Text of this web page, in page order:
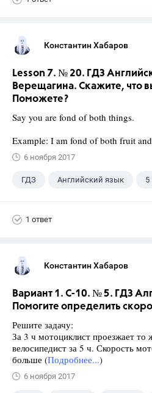
Константин Хабаров
Lesson 7. № 20. ГДЗ
Верещагина. Скажите, что
Поможете?
Say you are fond of both things.
Example: I am fond of both fruit
6 ноября 2017
ГДЗ Английский язык 5
1 ответ
Константин Хабаров
Вариант 1. С-10. № 5. ГДЗ
Помогите определить
Решите задачу:
За 3 ч мотоциклист проезжает то
велосипедист за 5 ч. Скорость
больше (Подробнее...)
6 ноября 2017